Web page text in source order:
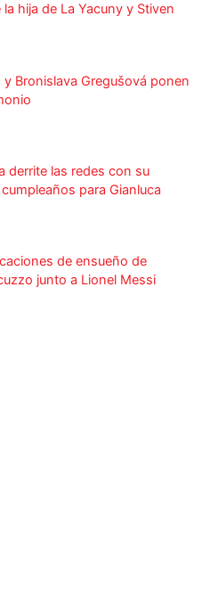
hija de La Yacuny y Stiven
y Bronislava Gregušová ponen
derrite las redes con su
para Gianluca
de ensueño de
junto a Lionel Messi